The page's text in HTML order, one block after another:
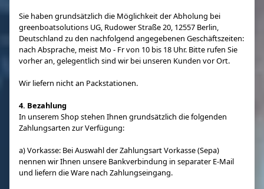
Sie haben grundsätzlich die Möglichkeit der Abholung bei
greenboatsolutions UG, Rudower Straße 20, 12557 Berlin,
Deutschland zu den nachfolgend angegebenen Geschäftszeiten:
nach Absprache, meist Mo - Fr von 10 bis 18 Uhr. Bitte rufen Sie
vorher an, gelegentlich sind wir bei unseren Kunden vor Ort.
Wir liefern nicht an Packstationen.
4. Bezahlung
In unserem Shop stehen Ihnen grundsätzlich die folgenden
Zahlungsarten zur Verfügung:
a) Vorkasse: Bei Auswahl der Zahlungsart Vorkasse (Sepa)
nennen wir Ihnen unsere Bankverbindung in separater E-Mail
und liefern die Ware nach Zahlungseingang.